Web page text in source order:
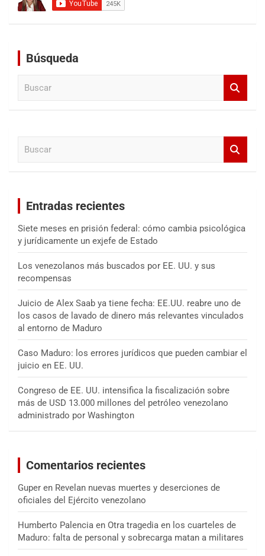
Búsqueda
Entradas recientes
Siete meses en prisión federal: cómo cambia psicológica
y jurídicamente un exjefe de Estado
Los venezolanos más buscados por EE. UU. y sus
recompensas
Juicio de Alex Saab ya tiene fecha: EE.UU. reabre uno de
los casos de lavado de dinero más relevantes vinculados
al entorno de Maduro
Caso Maduro: los errores jurídicos que pueden cambiar el
juicio en EE. UU.
Congreso de EE. UU. intensifica la fiscalización sobre
más de USD 13.000 millones del petróleo venezolano
administrado por Washington
Comentarios recientes
Guper en Revelan nuevas muertes y deserciones de
oficiales del Ejército venezolano
Humberto Palencia en Otra tragedia en los cuarteles de
Maduro: falta de personal y sobrecarga matan a militares